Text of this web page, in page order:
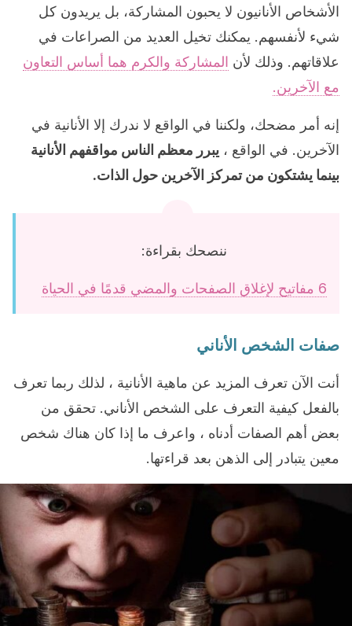
الأشخاص الأنانيون لا يحبون المشاركة، بل يريدون كل
شيء لأنفسهم. يمكنك تخيل العديد من الصراعات في
علاقاتهم. وذلك لأن المشاركة والكرم هما أساس التعاون
مع الآخرين.
إنه أمر مضحك، ولكننا في الواقع لا ندرك إلا الأنانية في
الآخرين. في الواقع ، يبرر معظم الناس مواقفهم الأنانية
بينما يشتكون من تمركز الآخرين حول الذات.
ننصحك بقراءة:
6 مفاتيح لإغلاق الصفحات والمضي قدمًا في الحياة
صفات الشخص الأناني
أنت الآن تعرف المزيد عن ماهية الأنانية ، لذلك ربما تعرف
بالفعل كيفية التعرف على الشخص الأناني. تحقق من
بعض أهم الصفات أدناه ، واعرف ما إذا كان هناك شخص
معين يتبادر إلى الذهن بعد قراءتها.